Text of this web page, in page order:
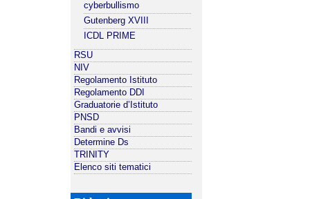
cyberbullismo
Gutenberg XVIII
ICDL PRIME
RSU
NIV
Regolamento Istituto
Regolamento DDI
Graduatorie d’Istituto
PNSD
Bandi e avvisi
Determine Ds
TRINITY
Elenco siti tematici